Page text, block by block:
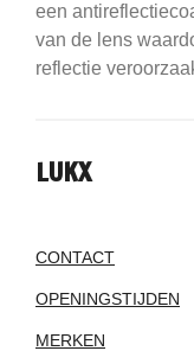
een
van de lens
reflectie
LUKX
CONTACT
OPENINGSTIJDEN
MERKEN